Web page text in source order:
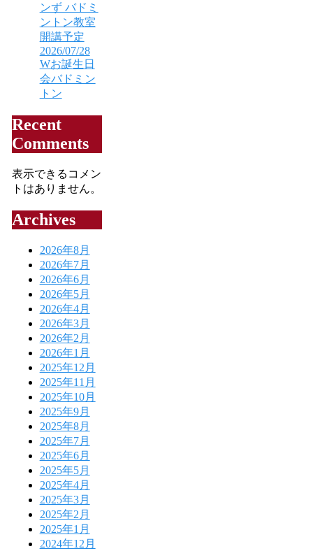
ンず バドミ
ントン教室
開講予定
2026/07/28
Wお誕生日
会バドミン
トン
Recent
Comments
表示できるコメン
トはありません。
Archives
2026年8月
2026年7月
2026年6月
2026年5月
2026年4月
2026年3月
2026年2月
2026年1月
2025年12月
2025年11月
2025年10月
2025年9月
2025年8月
2025年7月
2025年6月
2025年5月
2025年4月
2025年3月
2025年2月
2025年1月
2024年12月